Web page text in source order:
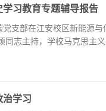
学习教育专题辅导报告
支部在江安校区新能源
志主持，学校马克思主
治学习